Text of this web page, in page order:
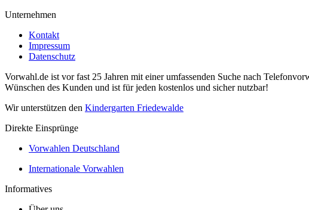
Unternehmen
Kontakt
Impressum
Datenschutz
Vorwahl.de ist vor fast 25 Jahren mit einer umfassenden Suche nach
Wünschen des Kunden und ist für jeden kostenlos und sicher nutzbar!
Wir unterstützen den Kindergarten Friedewalde
Direkte Einsprünge
Vorwahlen Deutschland
Internationale Vorwahlen
Informatives